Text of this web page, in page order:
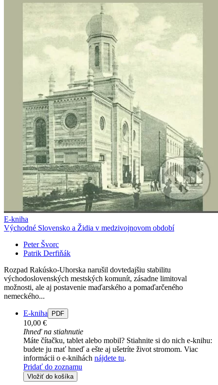
E-kniha
Východné Slovensko a Židia v medzivojnovom období
Peter Švorc
Patrik Derfiňák
Rozpad Rakúsko-Uhorska narušil dovtedajšiu stabilitu
východoslovenských mestských komunít, zásadne limitoval
možnosti, ale aj postavenie maďarského a pomaďarčeného
nemeckého...
E-kniha PDF
10,00 €
Ihneď na stiahnutie
Máte čítačku, tablet alebo mobil? Stiahnite si do nich e-knihu:
budete ju mať hneď a ešte aj ušetríte život stromom. Viac
informácii o e-knihách nájdete tu.
Pridať do zoznamu
Vložiť do košíka